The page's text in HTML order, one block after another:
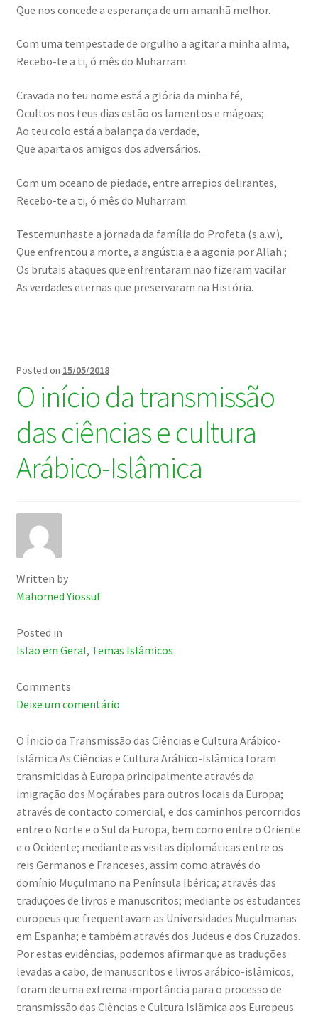
Que nos concede a esperança de um amanhã melhor.
Com uma tempestade de orgulho a agitar a minha alma,
Recebo-te a ti, ó mês do Muharram.
Cravada no teu nome está a glória da minha fé,
Ocultos nos teus dias estão os lamentos e mágoas;
Ao teu colo está a balança da verdade,
Que aparta os amigos dos adversários.
Com um oceano de piedade, entre arrepios delirantes,
Recebo-te a ti, ó mês do Muharram.
Testemunhaste a jornada da família do Profeta (s.a.w.),
Que enfrentou a morte, a angústia e a agonia por Allah.;
Os brutais ataques que enfrentaram não fizeram vacilar
As verdades eternas que preservaram na História.
Posted on 15/05/2018
O início da transmissão
das ciências e cultura
Arábico-Islâmica
Written by
Mahomed Yiossuf
Posted in
Islão em Geral, Temas Islâmicos
Comments
Deixe um comentário
O Ínicio da Transmissão das Ciências e Cultura Arábico-
Islâmica As Ciências e Cultura Arábico-Islâmica foram
transmitidas à Europa principalmente através da
imigração dos Moçárabes para outros locais da Europa;
através de contacto comercial, e dos caminhos percorridos
entre o Norte e o Sul da Europa, bem como entre o Oriente
e o Ocidente; mediante as visitas diplomáticas entre os
reis Germanos e Franceses, assim como através do
domínio Muçulmano na Península Ibérica; através das
traduções de livros e manuscritos; mediante os estudantes
europeus que frequentavam as Universidades Muçulmanas
em Espanha; e também através dos Judeus e dos Cruzados.
Por estas evidências, podemos afirmar que as traduções
levadas a cabo, de manuscritos e livros arábico-islâmicos,
foram de uma extrema importância para o processo de
transmissão das Ciências e Cultura Islâmica aos Europeus.